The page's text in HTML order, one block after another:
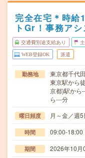
完全在宅＊時給
トGr！事務アシ
交通費別途支給あり
WEB登録OK 派遣
勤務地
東京都千代
東京駅から
京都)駅から
ら---分
曜日頻度 月～金／週
時間 09:00-18:00
期間 2026年10